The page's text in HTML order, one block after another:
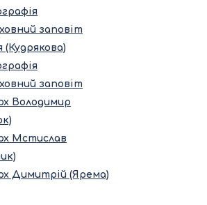
заповіт
(Кудрякова)
заповіт
Володимир
Мстислав
Димитрій (Ярема)